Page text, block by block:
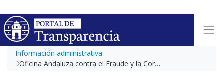
Información administrativa
Oficina Andaluza contra el Fraude y la Corrupción